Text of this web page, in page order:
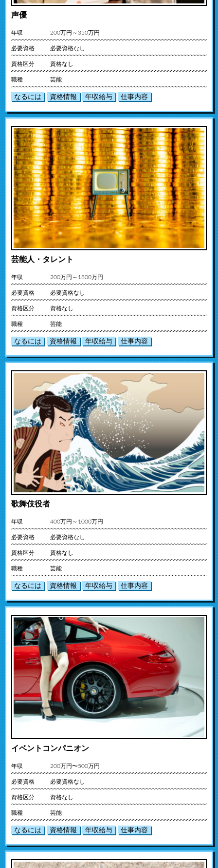
声優
年収 200万円～350万円
必要資格 必要資格なし
資格区分 資格なし
職種 芸能
なるには 資格情報 年収給与 仕事内容
芸能人・タレント
年収 200万円～1800万円
必要資格 必要資格なし
資格区分 資格なし
職種 芸能
なるには 資格情報 年収給与 仕事内容
歌舞伎役者
年収 400万円～1000万円
必要資格 必要資格なし
資格区分 資格なし
職種 芸能
なるには 資格情報 年収給与 仕事内容
イベントコンパニオン
年収 200万円〜500万円
必要資格 必要資格なし
資格区分 資格なし
職種 芸能
なるには 資格情報 年収給与 仕事内容